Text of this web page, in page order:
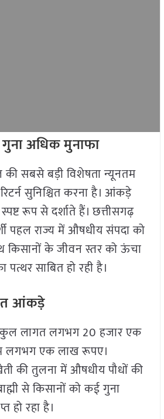
अधिक मुनाफा
की सबसे बड़ी विशेषता न्यूनतम
सुनिश्चित करना है। आंकड़े
रूप से दर्शाते हैं। छत्तीसगढ़
पहल राज्य में औषधीय संपदा को
के जीवन स्तर को ऊंचा
साबित हो रही है।
आंकड़े
कुल लागत लगभग 20 हजार एक
लगभग एक लाख रूपए।
की तुलना में औषधीय पौधों की
से किसानों को कई गुना
हो रहा है।